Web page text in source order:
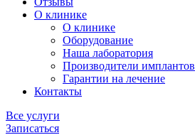
О клинике
О клинике
Оборудование
Наша лаборатория
Производители имплантов
Гарантии на лечение
Контакты
Все услуги
Записаться